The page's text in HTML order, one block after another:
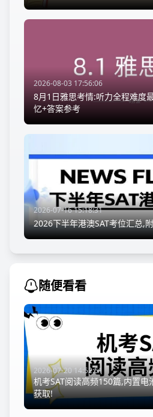
2026-08-03 17:56:06
8月1日雅思考情:听力全程难度
忆+答案参考
2026-07-16 15:18:31
2026下半年港澳SAT考位汇总,
随便看看
2026-07-20 14:52:51
机考SAT阅读高频150篇,内置
获取!